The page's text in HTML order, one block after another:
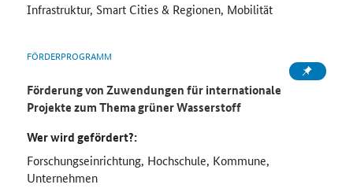
Infrastruktur, Smart Cities & Regionen, Mobilität
FÖRDERPROGRAMM
Förderung von Zuwendungen für internationale
Projekte zum Thema grüner Wasserstoff
Wer wird gefördert?:
Forschungseinrichtung, Hochschule, Kommune,
Unternehmen